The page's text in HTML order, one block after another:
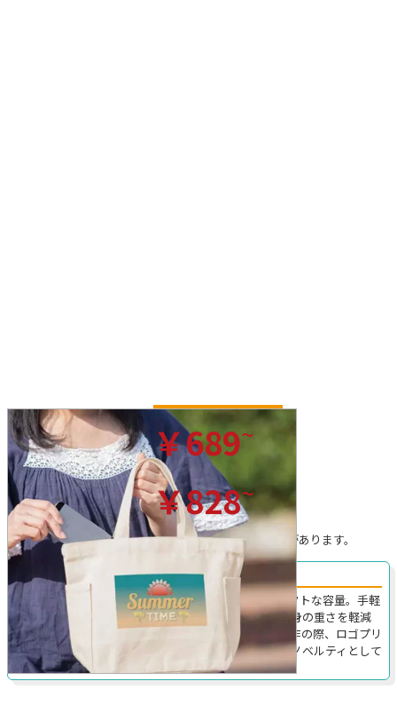
ナチュラル
￥689~
(税込)/枚
カラー
￥828~
(税込)/枚
※プリントを行わない場合の税込価格です。
※無地の場合、ロット割れ手数料がかかることがあります。
シンプルながら使い勝手の良いSサイズのトート！
TR-0852｜ランチバッグとして最適な大きさのコンパクトな容量。手軽
に持ち運べるように短めなハンドルを有しており、中身の重さを軽減
する様な製品となっております。本品はオリジナル制作の際、ロゴプリ
ントや名入れなどを施す事が可能で、企業広告や販促ノベルティとして
もご活用頂けます。